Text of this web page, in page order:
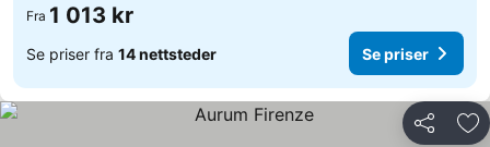
Fra 1 013 kr
Se priser fra 14 nettsteder Se priser
Del